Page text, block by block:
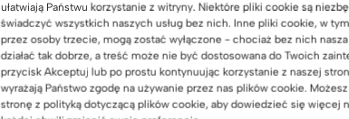
ułatwiają Państwu korzystanie z witryny. Niektóre pliki cookie są
świadczyć wszystkich naszych usług bez nich. Inne pliki cookie, w
przez osoby trzecie, mogą zostać wyłączone - chociaż bez nich
działać tak dobrze, a treść może nie być dostosowana do Twoich
przycisk Akceptuj lub po prostu kontynuując korzystanie z naszej
wyrażają Państwo zgodę na używanie przez nas plików cookie.
stronę z polityką dotyczącą plików cookie, aby dowiedzieć się więcej